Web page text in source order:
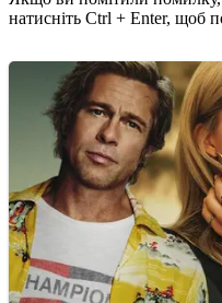
натисніть Ctrl + Enter, щоб